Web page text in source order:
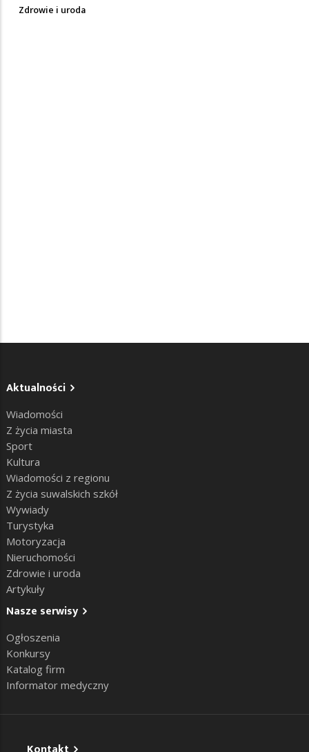
Zdrowie i uroda
Aktualności
Wiadomości
Z życia miasta
Sport
Kultura
Wiadomości z regionu
Z życia suwalskich szkół
Wywiady
Turystyka
Motoryzacja
Nieruchomości
Zdrowie i uroda
Artykuły
Nasze serwisy
Ogłoszenia
Konkursy
Katalog firm
Informator medyczny